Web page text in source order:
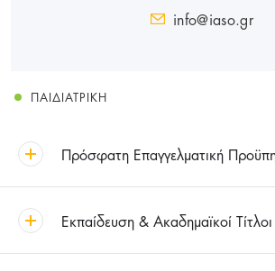
info@iaso.gr
ΠΑΙΔΙΑΤΡΙΚΉ
Πρόσφατη Επαγγελματική
Εκπαίδευση & Ακαδημαϊκοί Τίτλοι